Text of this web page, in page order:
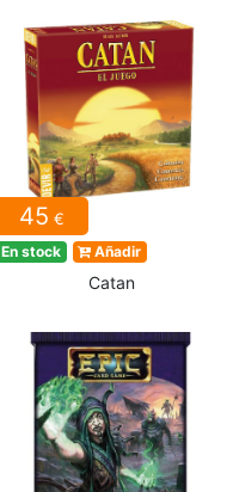
45 €
En stock Añadir
Catan